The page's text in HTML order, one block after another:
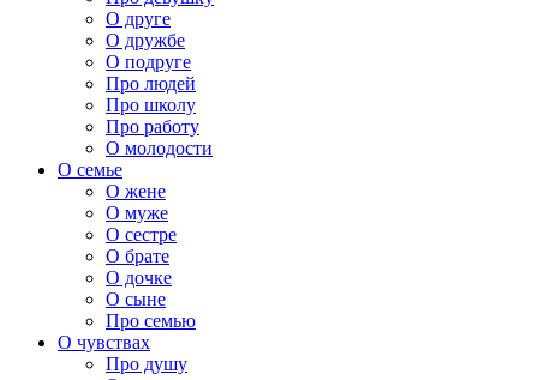
О друге
О дружбе
О подруге
Про людей
Про школу
Про работу
О молодости
О семье
О жене
О муже
О сестре
О брате
О дочке
О сыне
Про семью
О чувствах
Про душу